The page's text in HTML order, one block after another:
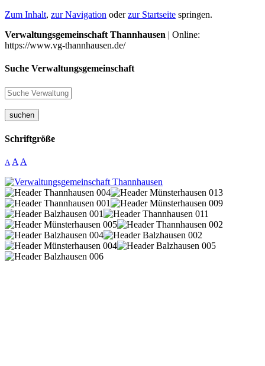
Zum Inhalt, zur Navigation oderzur Startseite springen.
Verwaltungsgemeinschaft Thannhausen | Online:
https://www.vg-thannhausen.de/
Suche Verwaltungsgemeinschaft
suchen
Schriftgröße
A A A